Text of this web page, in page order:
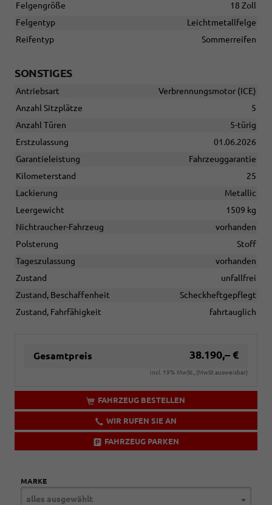
Felgengröße
18 Zoll
Felgentyp
Leichtmetallfelge
Reifentyp
Sommerreifen
SONSTIGES
Antriebsart
Verbrennungsmotor (ICE)
Anzahl Sitzplätze
5
Anzahl Türen
5-türig
Erstzulassung
01.06.2026
Garantieleistung
Fahrzeuggarantie
Kilometerstand
25
Lackierung
Metallic
Leergewicht
1509 kg
Nichtraucher-Fahrzeug
vorhanden
Polsterung
Stoff
Tageszulassung
vorhanden
Zustand
unfallfrei
Zustand, Beschaffenheit
Scheckheftgepflegt
Zustand, Fahrfähigkeit
fahrtauglich
Gesamtpreis 38.190,– €
incl. 19% MwSt., (MwSt ausweisbar)
FAHRZEUG BESTELLEN
WIR RUFEN SIE AN
FAHRZEUG PARKEN
MARKE
alles ausgewählt